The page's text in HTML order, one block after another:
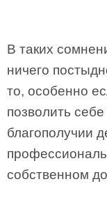
В таких
ничего
то, особенно
позволить
благополучии
собственном